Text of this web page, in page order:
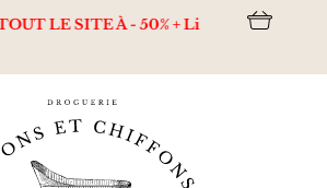
LE SITE À - 50% + Livraison offerte